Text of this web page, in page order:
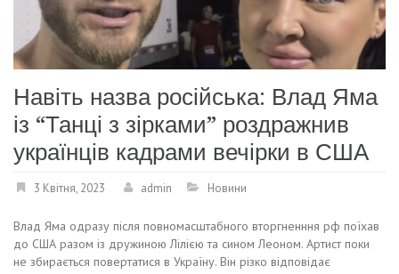
Навіть назва російська: Влад Яма
із “Танці з зірками” роздражнив
українців кадрами вечірки в США
3 Квітня, 2023 admin Новини
Влад Яма одразу після повномасштабного вторгненння рф поїхав
до США разом із дружиною Лілією та сином Леоном. Артист поки
не збирається повертатися в Україну. Він різко відповідає